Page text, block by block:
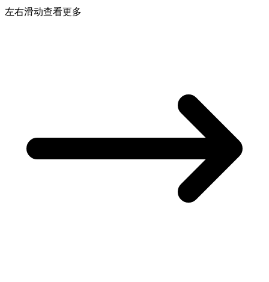
左右滑动查看更多